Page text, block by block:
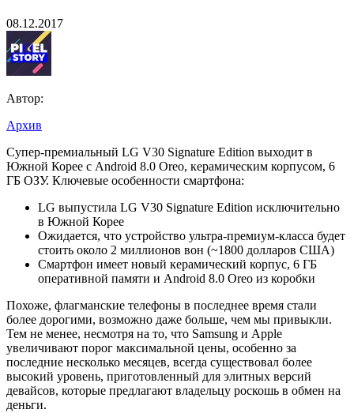
08.12.2017
Автор:
Архив
LG
V30
Edition —
премиальная
версия
флагмана
за
1800
баксов
Супер-премиальный LG V30 Signature Edition выходит в
Южной Корее с Android 8.0 Oreo, керамическим корпусом, 6
ГБ ОЗУ. Ключевые особенности смартфона:
LG выпустила LG V30 Signature Edition исключительно
в Южной Корее
Ожидается, что устройство ультра-премиум-класса будет
стоить около 2 миллионов вон (~1800 долларов США)
Смартфон имеет новый керамический корпус, 6 ГБ
оперативной памяти и Android 8.0 Oreo из коробки
Похоже, флагманские телефоны в последнее время стали
более дорогими, возможно даже больше, чем мы привыкли.
Тем не менее, несмотря на то, что Samsung и Apple
увеличивают порог максимальной цены, особенно за
последние несколько месяцев, всегда существовал более
высокий уровень, приготовленный для элитных версий
девайсов, которые предлагают владельцу роскошь в обмен на
деньги.